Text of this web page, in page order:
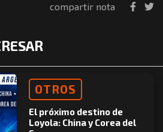
compartir nota
OTROS
El próximo destino de
Loyola: China y Corea del